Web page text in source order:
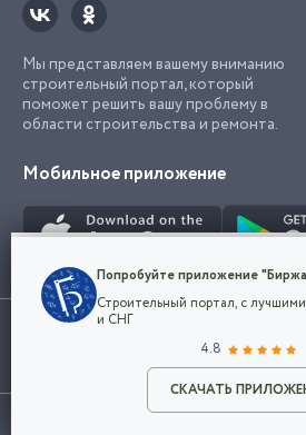
Разместить
Мы представляем вашему вниманию
строительный портал, который
поможет решить вашу проблему в
области строительства и ремонта.
Мобильное приложение
Использование сайта, в том числе подача
марки представленные на сайте являются
©2026Биржа СНГ
Конфиденциальность
Мы используем файлы cookie, чтобы
наш сайт удобным для каждого
Политикой конфиденциальности
и принимаете условия использования
Попробуйте приложение
Строительный портал, с
и СНГ
4.8
СКАЧАТЬ